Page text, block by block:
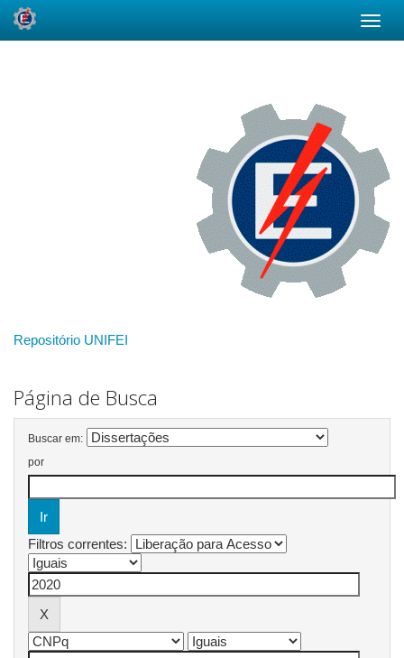
Repositório UNIFEI
Página de Busca
Buscar em:
por
Filtros correntes: